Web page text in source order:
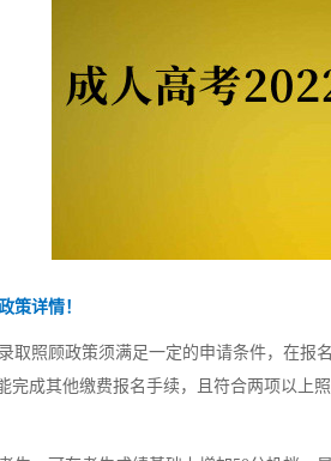
策详情！
照顾政策须满足一定的申请条件，在报
完成其他缴费报名手续，且符合两项以上